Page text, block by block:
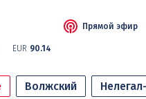
EUR 90.14
Прямой эфир
Волжский